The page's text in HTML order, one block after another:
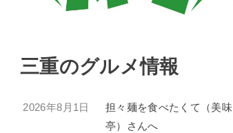
三重のグルメ情報
2026年8月1日
担々麺を食べたくて（美味
亭）さんへ